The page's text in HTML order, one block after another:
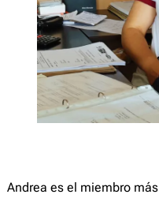
Andrea es el miembro más